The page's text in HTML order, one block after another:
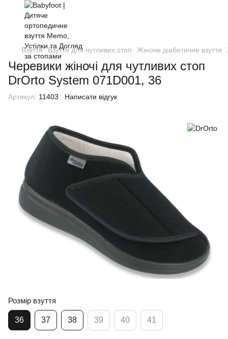
Взуття Взуття для чутливих стоп Жіноче діабетичне взуття
Черевики жіночі для чутливих стоп
DrOrto System 071D001, 36
Артикул: 11403 Написати відгук
Розмір взуття
36 37 38 39 40 41